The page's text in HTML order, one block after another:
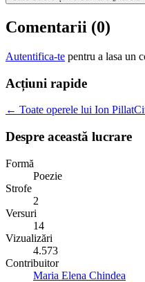
Comentarii (0)
Autentifica-te pentru a lasa un
Acțiuni rapide
← Toate operele lui Ion Pillat
Despre această lucrare
Formă
Poezie
Strofe
2
Versuri
14
Vizualizări
4.573
Contribuitor
Maria Elena Chindea